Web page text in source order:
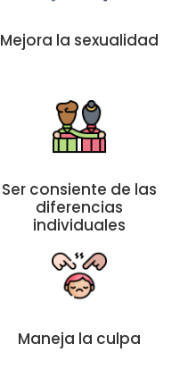
Mejora la sexualidad
Ser consiente de las
diferencias
individuales
Maneja la culpa